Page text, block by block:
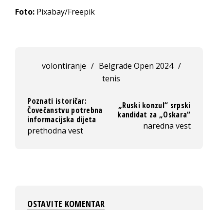
Foto: Pixabay/Freepik
volontiranje / Belgrade Open 2024 /
tenis
Poznati istoričar:
Čovečanstvu potrebna
informacijska dijeta
prethodna vest
„Ruski konzul“ srpski
kandidat za „Oskara“
naredna vest
OSTAVITE KOMENTAR